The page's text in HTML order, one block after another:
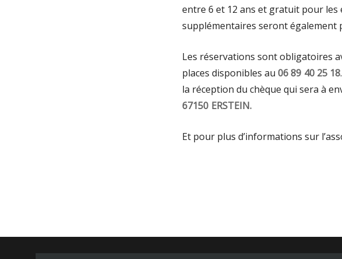
entre 6 et 12 ans et gratuit pour les
supplémentaires seront également
Les réservations sont obligatoires
places disponibles au 06 89 40 25 18
la réception du chèque qui sera à
67150 ERSTEIN.
Et pour plus d’informations sur